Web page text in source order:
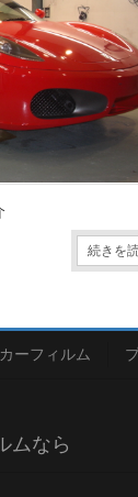
続きを
カーフィルム
ムなら